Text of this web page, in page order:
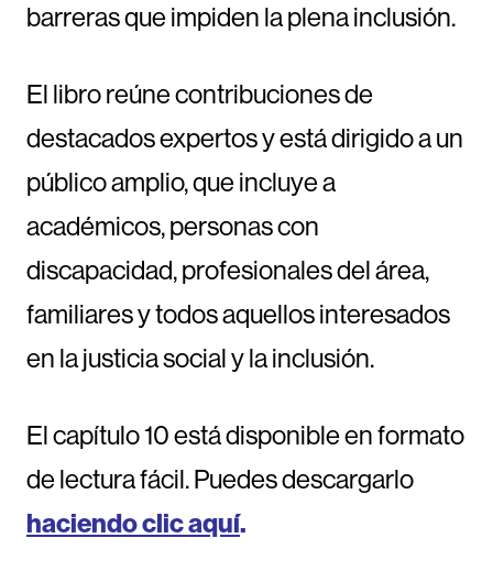
barreras que impiden la plena inclusión.
El libro reúne contribuciones de
destacados expertos y está dirigido a un
público amplio, que incluye a
académicos, personas con
discapacidad, profesionales del área,
familiares y todos aquellos interesados
en la justicia social y la inclusión.
El capítulo 10 está disponible en formato
de lectura fácil. Puedes descargarlo
haciendo clic aquí.